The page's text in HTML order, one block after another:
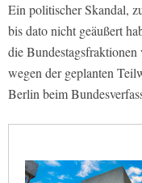
Ein politischer Skandal,
bis dato nicht geäußert
die
wegen der geplanten
Berlin beim